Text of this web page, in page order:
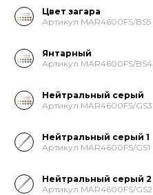
Цвет загара
Артикул MAR4600FS/BS5
Янтарный
Артикул MAR4600FS/BS4
Нейтральный серый
Артикул MAR4600FS/GS3
Нейтральный серый 1
Артикул MAR4600FS/GS1
Нейтральный серый 2
Артикул MAR4600FS/GS2